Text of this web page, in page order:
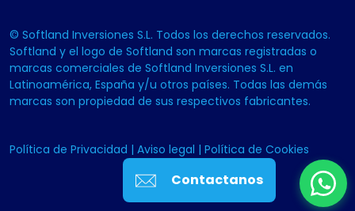
Contactanos
© Softland Inversiones S.L. Todos los derechos reservados.
Softland y el logo de Softland son marcas registradas o
marcas comerciales de Softland Inversiones S.L. en
Latinoamérica, España y/u otros países. Todas las demás
marcas son propiedad de sus respectivos fabricantes.
Política de Privacidad | Aviso legal | Política de Cookies